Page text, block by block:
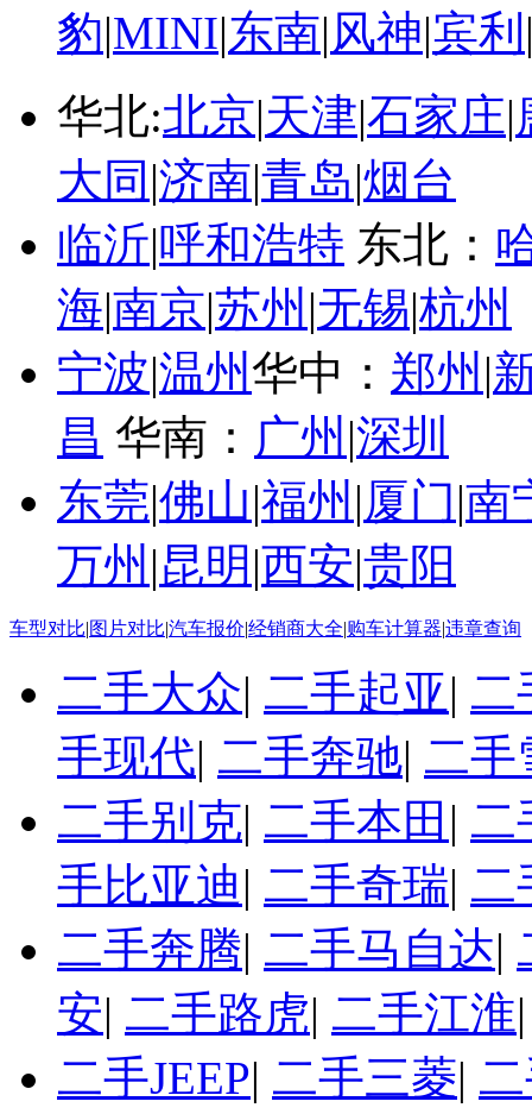
豹|MINI|东南|风神|宾利
华北:北京|天津|石家庄|
大同 |济南|青岛|烟台
临沂|呼和浩特 东北：
海|南京|苏州 |无锡|杭州
宁波|温州华中： 郑州 |
昌 华南： 广州 |深圳
东莞|佛山|福州 |厦门|南
万州 |昆明 |西安|贵阳
车型对比|图片对比|汽车报价|经销商大全|购车计算器|违章查询
二手大众| 二手起亚| 二
手现代| 二手奔驰| 二手
二手别克| 二手本田 | 二
手比亚迪| 二手奇瑞| 二
二手奔腾| 二手马自达|
安| 二手路虎| 二手江淮
二手JEEP| 二手三菱|